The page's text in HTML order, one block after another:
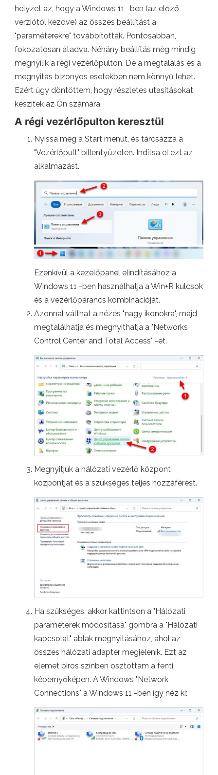
helyzet az, hogy a Windows 11 -ben (az előző
verziótól kezdve) az összes beállítást a
"paraméterekre" továbbították. Pontosabban,
fokozatosan átadva. Néhány beállítás még mindig
megnyílik a régi vezérlőpulton. De a megtalálás és a
megnyitás bizonyos esetekben nem könnyű lehet.
Ezért úgy döntöttem, hogy részletes utasításokat
készítek az Ön számára.
A régi vezérlőpulton keresztül
Nyissa meg a Start menüt, és tárcsázza a
"Vezérlőpult" billentyűzeten. Indítsa el ezt az
alkalmazást.
Ezenkívül a kezelőpanel elindításához a
Windows 11 -ben használhatja a Win+R kulcsok
és a vezérlőparancs kombinációját.
Azonnal válthat a nézés "nagy ikonokra", majd
megtalálhatja és megnyithatja a "Networks
Control Center and Total Access" -et.
Megnyitjuk a hálózati vezérlő központ
központját és a szükséges teljes hozzáférést.
Ha szükséges, akkor kattintson a "Hálózati
paraméterek módosítása" gombra a "Hálózati
kapcsolat" ablak megnyitásához, ahol az
összes hálózati adapter megjelenik. Ezt az
elemet piros színben osztottam a fenti
képernyőképen. A Windows "Network
Connections" a Windows 11 -ben így néz ki: